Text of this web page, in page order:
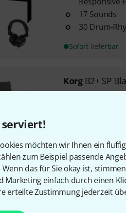
möchten wir Ihnen ein
zum Beispiel passende
das für Sie okay ist,
Marketing einfach durch einen
erteilte Zustimmung jederzeit
17 Sounds
30 Drum-
Sofort lieferbar
Korg B2+ SP
Fertigung ...
Sofort lieferbar
CasioCDP-